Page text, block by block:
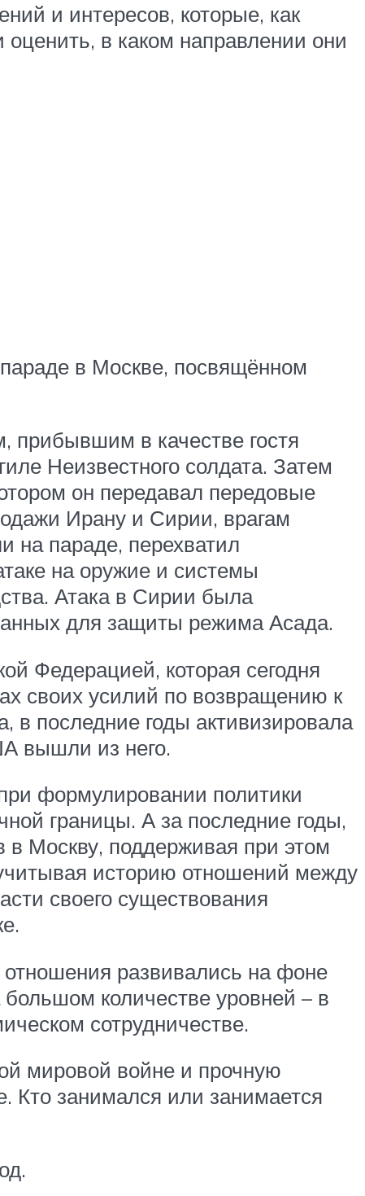
и интересов, которые, как
в каком направлении они
в Москве, посвящённом
прибывшим в качестве гостя
Неизвестного солдата. Затем
он передавал передовые
Ирану и Сирии, врагам
на параде, перехватил
на оружие и системы
Атака в Сирии была
для защиты режима Асада.
Федерацией, которая сегодня
своих усилий по возвращению к
в последние годы активизировала
вышли из него.
формулировании политики
границы. А за последние годы,
Москву, поддерживая при этом
историю отношений между
своего существования
отношения развивались на фоне
количестве уровней – в
сотрудничестве.
мировой войне и прочную
занимался или занимается